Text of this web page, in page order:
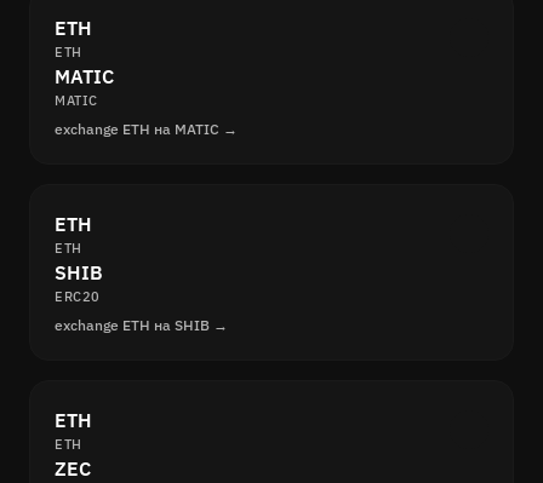
ETH
ETH
MATIC
MATIC
exchange ETH на MATIC →
ETH
ETH
SHIB
ERC20
exchange ETH на SHIB →
ETH
ETH
ZEC